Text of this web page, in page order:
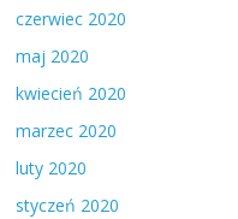
czerwiec 2020
maj 2020
kwiecień 2020
marzec 2020
luty 2020
styczeń 2020